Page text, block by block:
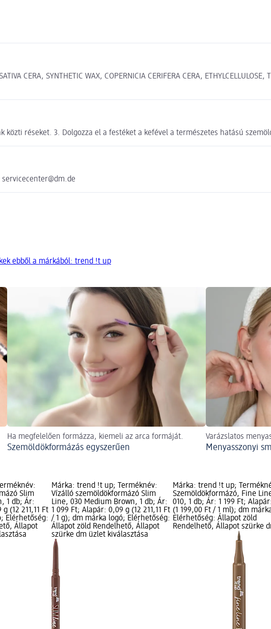
CERA, SYNTHETIC WAX, COPERNICIA CERIFERA CERA, ETHYLCELLULOSE,
közti réseket. 3. Dolgozza el a festéket a kefével a természetes hatású
ebből a márkából: trend !t up
Ha megfelelően formázza, kiemeli az arca formáját.
Szemöldökformázás egyszerűen
Varázslatos
Menyasszonyi
Slim
1 db; Ár:
(12 211,11 Ft
Elérhetőség:
Állapot
Márka: trend !t up; Terméknév:
Vízálló szemöldökformázó Slim
Line, 030 Medium Brown, 1 db; Ár:
1 099 Ft; Alapár: 0,09 g (12 211,11 Ft
/ 1 g); dm márka logó; Elérhetőség:
Állapot zöld Rendelhető, Állapot
szürke dm üzlet kiválasztása
Márka: trend !t up;
Szemöldökformázó, Fine
010, 1 db; Ár: 1 199 Ft;
(1 199,00 Ft / 1 ml); dm
Elérhetőség: Állapot zöld
Rendelhető, Állapot szürke